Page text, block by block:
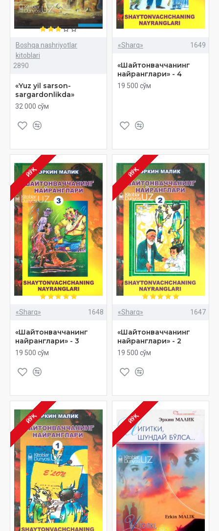
Boshqa nashriyotlar
kitoblari
2890
«Yuz yil sarson-
sargardonlikda»
32 000 сўм
«Sharq» 1649
«Шайтонваччанинг
найранглари» - 4
19 500 сўм
ЙЎҚ
«Sharq» 1648
«Шайтонваччанинг
найранглари» - 3
19 500 сўм
ЙЎҚ
«Sharq» 1647
«Шайтонваччанинг
найранглари» - 2
19 500 сўм
ЙЎҚ ЙЎҚ